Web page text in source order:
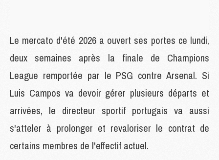
Le mercato d'été 2026 a ouvert ses portes ce lundi,
deux semaines après la finale de Champions
League remportée par le PSG contre Arsenal. Si
Luis Campos va devoir gérer plusieurs départs et
arrivées, le directeur sportif portugais va aussi
s'atteler à prolonger et revaloriser le contrat de
certains membres de l'effectif actuel.